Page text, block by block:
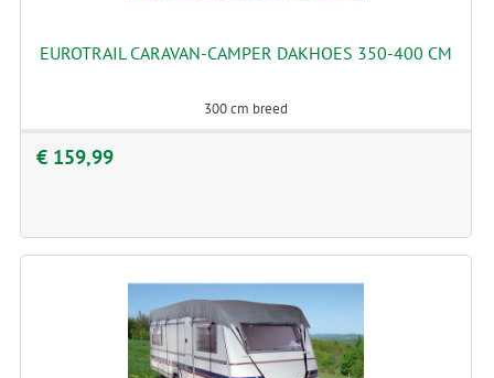
EUROTRAIL CARAVAN-CAMPER DAKHOES 350-400 CM
300 cm breed
€ 159,99